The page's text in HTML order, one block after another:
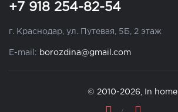
+7 918 254-82-54
г. Краснодар, ул. Путевая, 5Б, 2 этаж
E-mail: borozdina@gmail.com
© 2010-2026, In home